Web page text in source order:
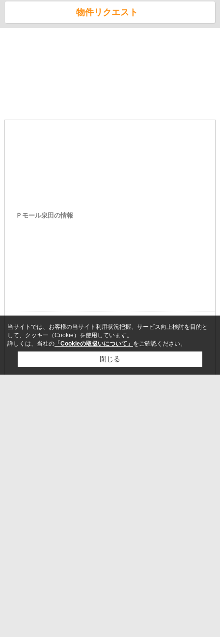
物件リクエスト
Ｐモール泉田の情報
当サイトでは、お客様の当サイト利用状況把握、サービス向上検討を目的と
して、クッキー（Cookie）を使用しています。
詳しくは、当社の 「Cookieの取扱いについて」 をご確認ください。
閉じる